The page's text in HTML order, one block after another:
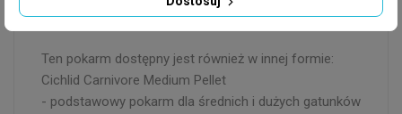
Ten pokarm dostępny jest również w innej formie:
Cichlid Carnivore Medium Pellet
- podstawowy pokarm dla średnich i dużych gatunków